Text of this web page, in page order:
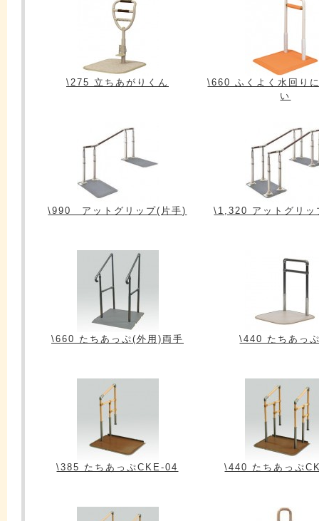
\275 立ちあがりくん
\660 ふくよく水回り
い
\990 アットグリップ(片手) \1,320 アットグリッ
\660 たちあっぷ(外用)両手 \440 たちあっ
\385 たちあっぷCKE-04 \440 たちあっぷ